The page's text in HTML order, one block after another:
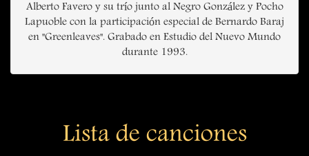
Alberto Favero y su trío junto al Negro González y Pocho
Lapuoble con la participación especial de Bernardo Baraj
en "Greenleaves". Grabado en Estudio del Nuevo Mundo
durante 1993.
Lista de canciones